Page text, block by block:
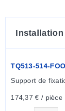
Installation
TQ513-514-
Support de
174,37 € / pièce